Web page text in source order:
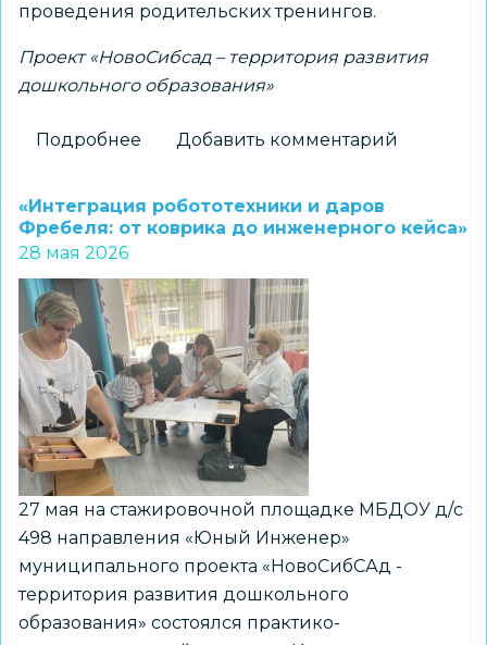
проведения родительских тренингов.
Проект «НовоСибсад – территория развития
дошкольного образования»
Подробнее
проведение
тренингов:
от
теории
к
практике
Добавить комментарий
«Интеграция робототехники и даров
Фребеля: от коврика до инженерного кейса»
28 мая 2026
27 мая на стажировочной площадке МБДОУ д/с
498 направления «Юный Инженер»
муниципального проекта «НовоСибСАд -
территория развития дошкольного
образования» состоялся практико-